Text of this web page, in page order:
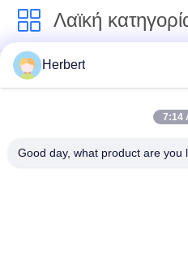
Λαϊκή
Armature μηχανή
τυλίγματος
Αυτόματη μηχανή
Herbert
7:14
Good day, what product are you